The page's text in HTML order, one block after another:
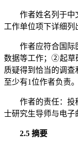
作者姓名列于中
工作单位项下详细列
作者应符合国际
数据等工作；② 起草
质疑得到恰当的调
至少有1位作者负责
作者的责任：投
士研究生导师与电子
2.5 摘要